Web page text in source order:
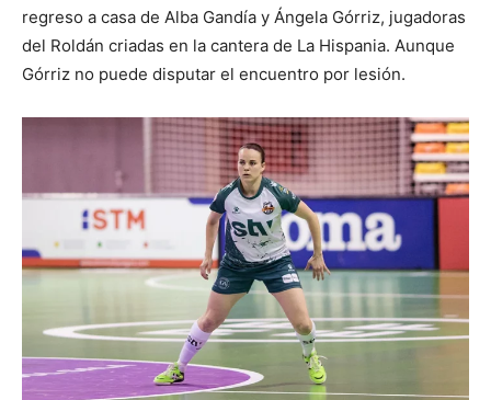
regreso a casa de Alba Gandía y Ángela Górriz, jugadoras
del Roldán criadas en la cantera de La Hispania. Aunque
Górriz no puede disputar el encuentro por lesión.